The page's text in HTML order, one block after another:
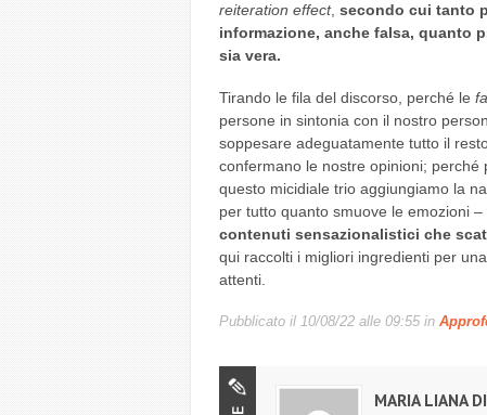
reiteration effect, secondo cui tanto
informazione, anche falsa, quanto
sia vera.
Tirando le fila del discorso, perché le
persone in sintonia con il nostro
soppesare adeguatamente tutto il
confermano le nostre opinioni;
questo micidiale trio aggiungiamo la
per tutto quanto smuove le emozioni
contenuti sensazionalistici che
qui raccolti i migliori ingredienti per una
attenti.
Pubblicato il 10/08/22 alle 09:55in
MARIA LIANA